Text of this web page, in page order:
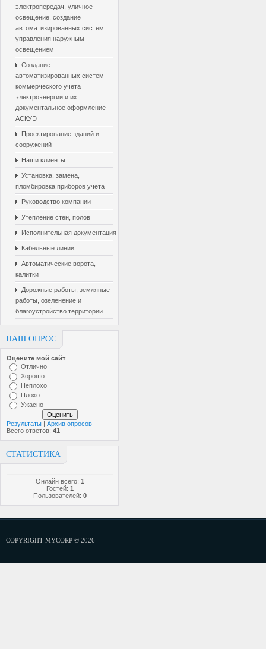
электропередач, уличное
освещение, создание
автоматизированных систем
управления наружным
освещением
Создание
автоматизированных систем
коммерческого учета
электроэнергии и их
документальное оформление
АСКУЭ
Проектирование зданий и
сооружений
Наши клиенты
Установка, замена,
пломбировка приборов учёта
Руководство компании
Утепление стен, полов
Исполнительная документация
Кабельные линии
Автоматические ворота,
калитки
Дорожные работы, земляные
работы, озеленение и
благоустройство территории
НАШ ОПРОС
Оцените мой сайт
Отлично
Хорошо
Неплохо
Плохо
Ужасно
Результаты | Архив опросов
Всего ответов: 41
СТАТИСТИКА
Онлайн всего: 1
Гостей: 1
Пользователей: 0
COPYRIGHT MYCORP © 2026